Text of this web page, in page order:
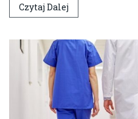
Czytaj Dalej